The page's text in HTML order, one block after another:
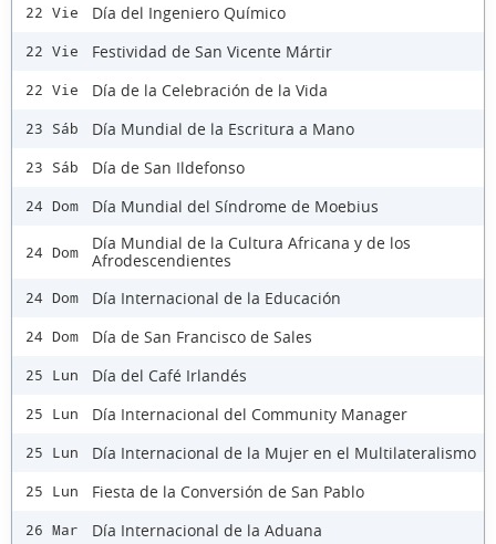
22 Vie Día del Ingeniero Químico
22 Vie Festividad de San Vicente Mártir
22 Vie Día de la Celebración de la Vida
23 Sáb Día Mundial de la Escritura a Mano
23 Sáb Día de San Ildefonso
24 Dom Día Mundial del Síndrome de Moebius
24 Dom
Día Mundial de la Cultura Africana y de los
Afrodescendientes
24 Dom Día Internacional de la Educación
24 Dom Día de San Francisco de Sales
25 Lun Día del Café Irlandés
25 Lun Día Internacional del Community Manager
25 Lun Día Internacional de la Mujer en el Multilateralismo
25 Lun Fiesta de la Conversión de San Pablo
26 Mar Día Internacional de la Aduana